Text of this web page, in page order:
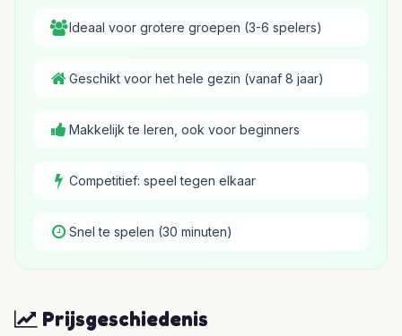
Ideaal voor grotere groepen (3-6 spelers)
Geschikt voor het hele gezin (vanaf 8 jaar)
Makkelijk te leren, ook voor beginners
Competitief: speel tegen elkaar
Snel te spelen (30 minuten)
Prijsgeschiedenis